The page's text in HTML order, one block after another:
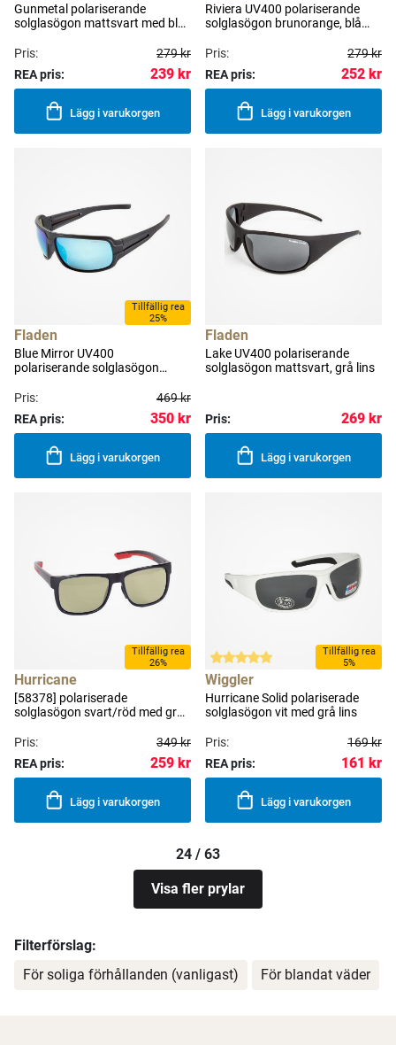
Gunmetal polariserande
solglasögon mattsvart med blå
Pris:
279 kr
REA pris:
239 kr
Lägg i varukorgen
Riviera UV400 polariserande
solglasögon brunorange, blå
Pris:
279 kr
REA pris:
252 kr
Lägg i varukorgen
Tillfällig rea
25%
Fladen
Blue Mirror UV400
polariserande solglasögon
Pris:
469 kr
REA pris:
350 kr
Lägg i varukorgen
Fladen
Lake UV400 polariserande
solglasögon mattsvart, grå lins
Pris: 269 kr
Lägg i varukorgen
Tillfällig rea
26%
Hurricane
[58378] polariserade
solglasögon svart/röd med grå
Pris:
349 kr
REA pris:
259 kr
Lägg i varukorgen
Tillfällig rea
5%
Wiggler
Hurricane Solid polariserade
solglasögon vit med grå lins
Pris:
169 kr
REA pris:
161 kr
Lägg i varukorgen
24 / 63
Visa fler prylar
Filterförslag:
För soliga förhållanden (vanligast)
För blandat väder